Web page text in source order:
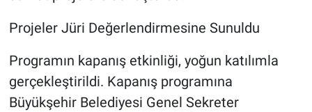
Projeler Jüri Değerlendirmesine Sunuldu
Programın kapanış etkinliği, yoğun katılımla
gerçekleştirildi. Kapanış programına
Büyükşehir Belediyesi Genel Sekreter